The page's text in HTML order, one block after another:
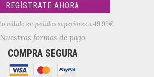
REGÍSTRATE AHORA
válido en pedidos superiores a 49,99€
Nuestras formas de pago
COMPRA SEGURA